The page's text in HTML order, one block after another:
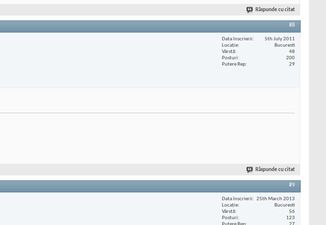
Răspunde cu citat
#8
Data înscrierii
5th July 2011
Locaţie
Bucuresti
Vârstă
48
Posturi
200
Putere Rep
29
Răspunde cu citat
#9
Data înscrierii
25th March 2013
Locaţie
Bucuresti
Vârstă
56
Posturi
123